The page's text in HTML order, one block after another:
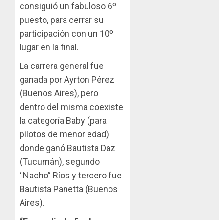
consiguió un fabuloso 6º
puesto, para cerrar su
participación con un 10º
lugar en la final.
La carrera general fue
ganada por Ayrton Pérez
(Buenos Aires), pero
dentro del misma coexiste
la categoría Baby (para
pilotos de menor edad)
donde ganó Bautista Daz
(Tucumán), segundo
“Nacho” Ríos y tercero fue
Bautista Panetta (Buenos
Aires).